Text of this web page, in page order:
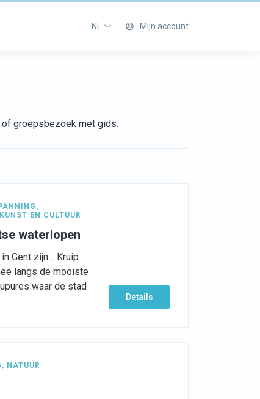
NL Mijn account
of groepsbezoek met gids.
,
EN CULTUUR
waterlopen
Gent zijn… Kruip
langs de mooiste
waar de stad
Details
, NATUUR